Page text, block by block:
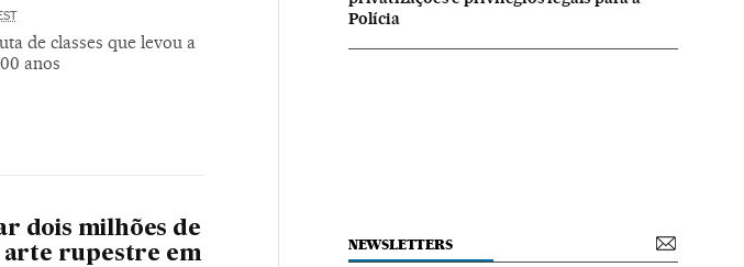
EST
de classes que levou a
anos
dois milhões de
rupestre em
Polícia
NEWSLETTERS